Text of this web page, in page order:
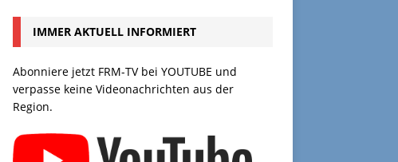
IMMER AKTUELL INFORMIERT
Abonniere jetzt FRM-TV bei YOUTUBE und
verpasse keine Videonachrichten aus der
Region.